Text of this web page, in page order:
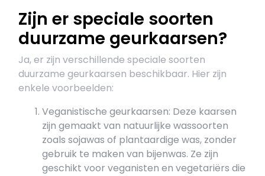
Zijn er speciale soorten
duurzame geurkaarsen?
Ja, er zijn verschillende speciale soorten
duurzame geurkaarsen beschikbaar. Hier zijn
enkele voorbeelden:
Veganistische geurkaarsen: Deze kaarsen
zijn gemaakt van natuurlijke wassoorten
zoals sojawas of plantaardige was, zonder
gebruik te maken van bijenwas. Ze zijn
geschikt voor veganisten en vegetariërs die